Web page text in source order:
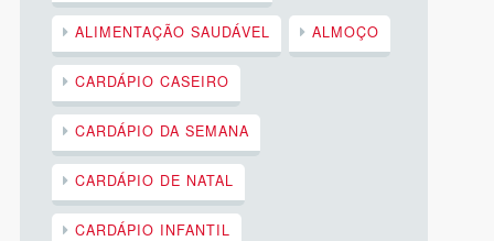
ALIMENTAÇÃO SAUDÁVEL ALMOÇO
CARDÁPIO CASEIRO
CARDÁPIO DA SEMANA
CARDÁPIO DE NATAL
CARDÁPIO INFANTIL